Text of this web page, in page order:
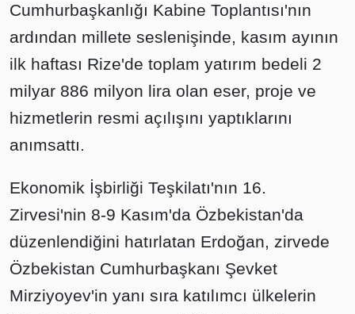
Cumhurbaşkanlığı Kabine Toplantısı'nın
ardından millete seslenişinde, kasım ayının
ilk haftası Rize'de toplam yatırım bedeli 2
milyar 886 milyon lira olan eser, proje ve
hizmetlerin resmi açılışını yaptıklarını
anımsattı.
Ekonomik İşbirliği Teşkilatı'nın 16.
Zirvesi'nin 8-9 Kasım'da Özbekistan'da
düzenlendiğini hatırlatan Erdoğan, zirvede
Özbekistan Cumhurbaşkanı Şevket
Mirziyoyev'in yanı sıra katılımcı ülkelerin